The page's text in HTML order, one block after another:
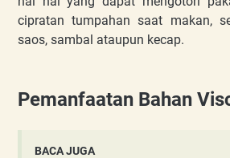
cipratan tumpahan saat makan,
saos, sambal ataupun kecap.
Pemanfaatan Bahan
BACA JUGA